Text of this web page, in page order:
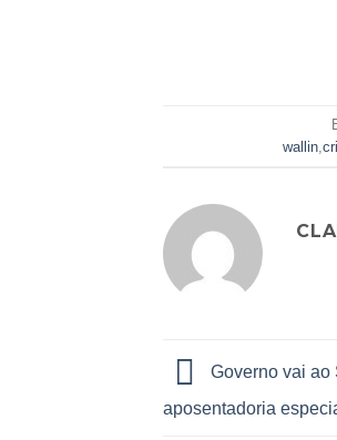
wallin ,
Governo vai ao
aposentadoria